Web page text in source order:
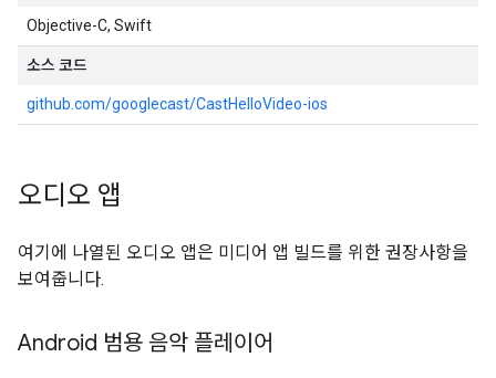
Objective-C, Swift
소스 코드
github.com/googlecast/CastHelloVideo-ios
오디오 앱
여기에 나열된 오디오 앱은 미디어 앱 빌드를 위한 권장사항을
보여줍니다.
Android 범용 음악 플레이어